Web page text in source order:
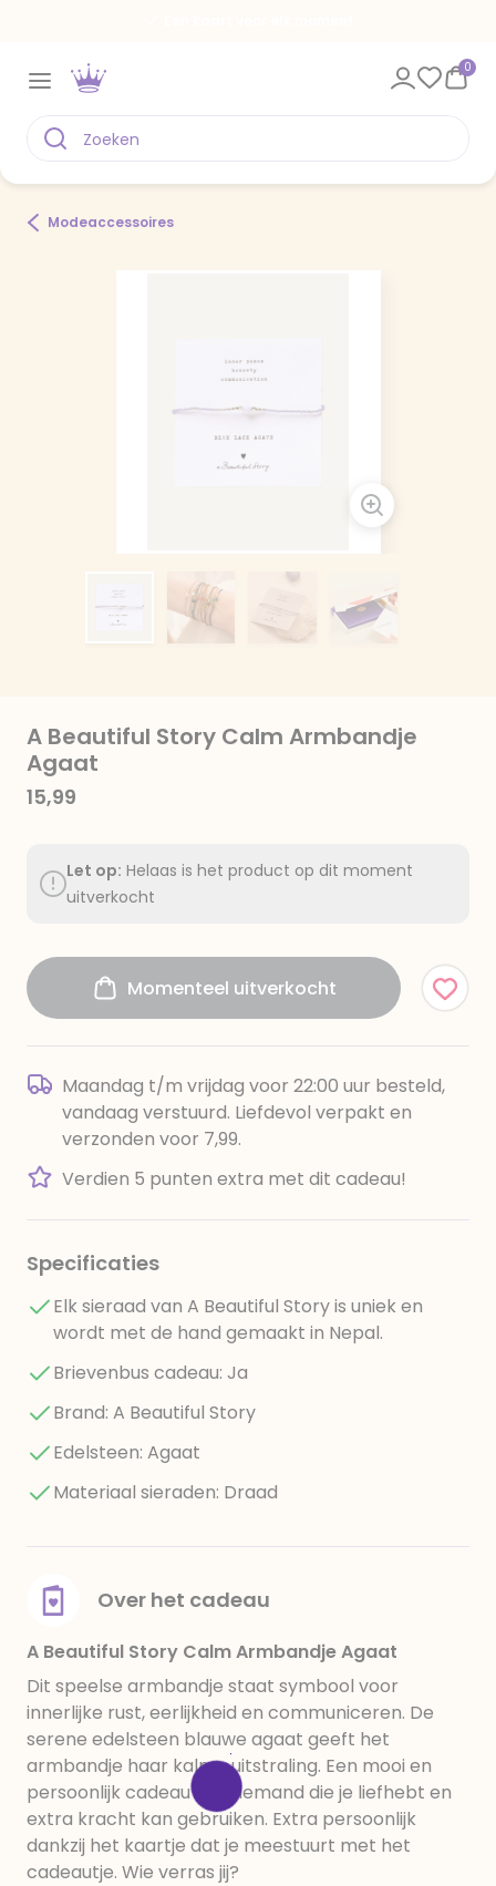
0
Modeaccessoires
A Beautiful Story Calm Armbandje
Agaat
15,99
Let op: Helaas is het product op dit moment
uitverkocht
Momenteel uitverkocht
Maandag t/m vrijdag voor 22:00 uur besteld,
vandaag verstuurd. Liefdevol verpakt en
verzonden voor 7,99.
Verdien 5 punten extra met dit cadeau!
Specificaties
Elk sieraad van A Beautiful Story is uniek en
wordt met de hand gemaakt in Nepal.
Brievenbus cadeau: Ja
Brand: A Beautiful Story
Edelsteen: Agaat
Materiaal sieraden: Draad
Over het cadeau
A Beautiful Story Calm Armbandje Agaat
Dit speelse armbandje staat symbool voor
innerlijke rust, eerlijkheid en communiceren. De
serene edelsteen blauwe agaat geeft het
armbandje haar kalme uitstraling. Een mooi en
persoonlijk cadeau voor iemand die je liefhebt en
extra kracht kan gebruiken. Extra persoonlijk
dankzij het kaartje dat je meestuurt met het
cadeautje. Wie verras jij?